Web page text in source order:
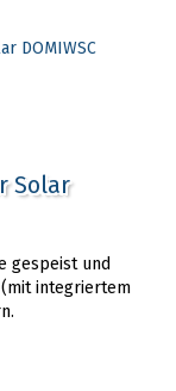
Solar
gespeist und
integriertem